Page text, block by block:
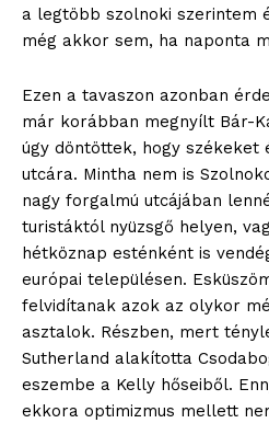
a legtöbb szolnoki szerintem
még akkor sem, ha naponta
Ezen a tavaszon azonban
már korábban megnyílt Bár-
úgy döntöttek, hogy székeket
utcára. Mintha nem is
nagy forgalmú utcájában
turistáktól nyüzsgő helyen,
hétköznap esténként is
európai településen.
felvidítanak azok az olykor
asztalok. Részben, mert
Sutherland alakította
eszembe a Kelly hőseiből.
ekkora optimizmus mellett